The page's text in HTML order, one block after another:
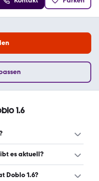
1.6
1.6 liegt zwischen 4.550
es aktuell?
mobile.de, davon 151
Doblo 1.6?